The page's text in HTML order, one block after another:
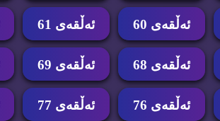
ئه‌ڵقه‌ی 60 ئه‌ڵقه‌ی 61
ئه‌ڵقه‌ی 68 ئه‌ڵقه‌ی 69
ئه‌ڵقه‌ی 76 ئه‌ڵقه‌ی 77